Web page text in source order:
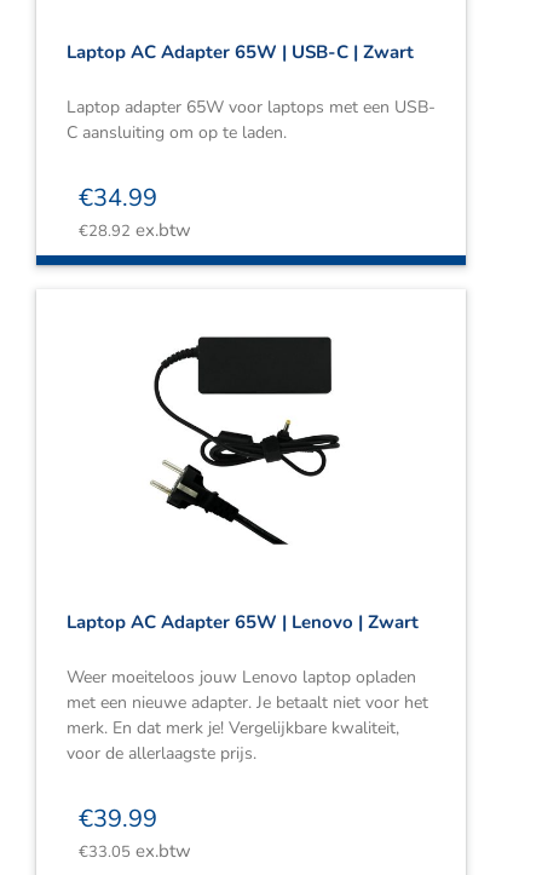
Laptop AC Adapter 65W | USB-C | Zwart
Laptop adapter 65W voor laptops met een USB-
C aansluiting om op te laden.
€34.99
€28.92 ex.btw
Laptop AC Adapter 65W | Lenovo | Zwart
Weer moeiteloos jouw Lenovo laptop opladen
met een nieuwe adapter. Je betaalt niet voor het
merk. En dat merk je! Vergelijkbare kwaliteit,
voor de allerlaagste prijs.
€39.99
€33.05 ex.btw